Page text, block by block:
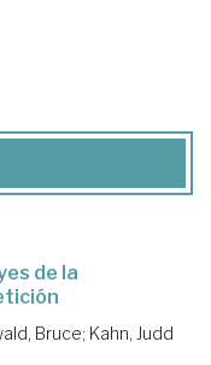
de la
Bruce; Kahn, Judd